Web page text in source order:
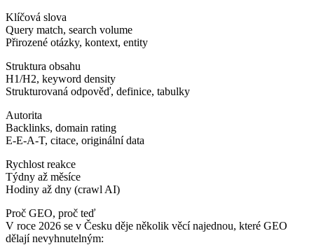
Klíčová slova
Query match, search volume
Přirozené otázky, kontext, entity
Struktura obsahu
H1/H2, keyword density
Strukturovaná odpověď, definice, tabulky
Autorita
Backlinks, domain rating
E-E-A-T, citace, originální data
Rychlost reakce
Týdny až měsíce
Hodiny až dny (crawl AI)
Proč GEO, proč teď
V roce 2026 se v Česku děje několik věcí najednou, které GEO
dělají nevyhnutelným: